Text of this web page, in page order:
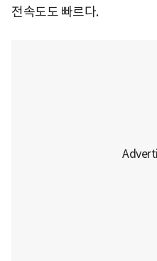
전속도도 빠르다.